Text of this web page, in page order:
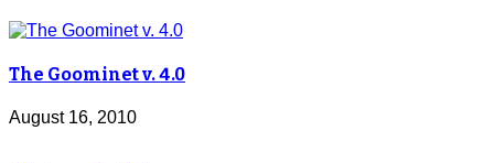
The Goominet v. 4.0
August 16, 2010